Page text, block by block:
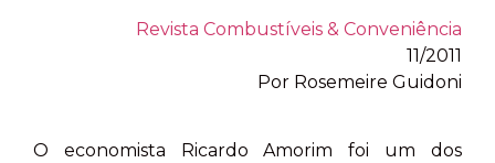
Revista Combustíveis & Conveniência
11/2011
Por Rosemeire Guidoni
O economista Ricardo Amorim foi um dos